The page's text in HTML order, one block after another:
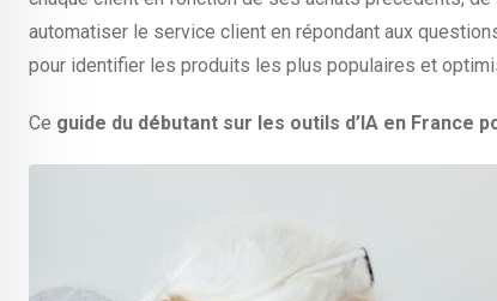
automatiser le service client en répondant aux
pour identifier les produits les plus populaires et
Ce guide du débutant sur les outils d’IA en France